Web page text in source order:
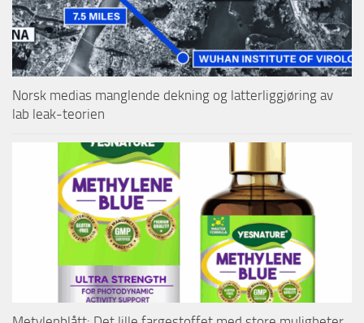
Norsk medias manglende dekning og latterliggjøring av
lab leak-teorien